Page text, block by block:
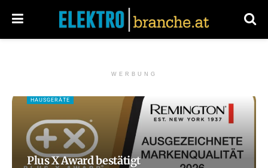
WERBUNG
HAUSGERÄTE
Plus X Award bestätigt